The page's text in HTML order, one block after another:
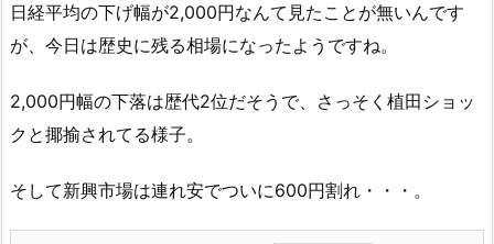
日経平均の下げ幅が2,000円なんて見たことが無いんです
が、今日は歴史に残る相場になったようですね。
2,000円幅の下落は歴代2位だそうで、さっそく植田ショッ
クと揶揄されてる様子。
そして新興市場は連れ安でついに600円割れ・・・。